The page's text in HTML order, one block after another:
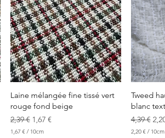
€
p
a
r
1
0
C
e
n
t
i
m
è
t
r
e
s
€
p
a
r
1
0
C
e
n
t
i
m
è
t
e
s
Aperçu rapide
Laine mélangée fine tissé vert
rouge fond beige
Prix original
2,39 € Prix promotionnel
1,67 €
1,67 € / 10cm
Tweed
blanc
Prix
4,39 €
2,20 € / 10cm